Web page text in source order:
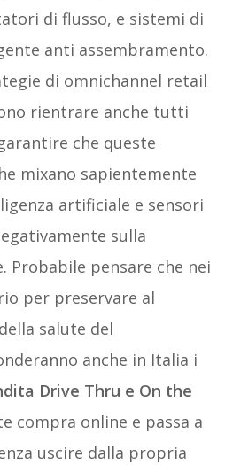
di flusso, e sistemi di
anti assembramento.
di omnichannel retail
rientrare anche tutti
che queste
mixano sapientemente
artificiale e sensori
sulla
Probabile pensare che nei
per preservare al
salute del
anche in Italia i
Drive Thru e On the
compra online e passa a
uscire dalla propria